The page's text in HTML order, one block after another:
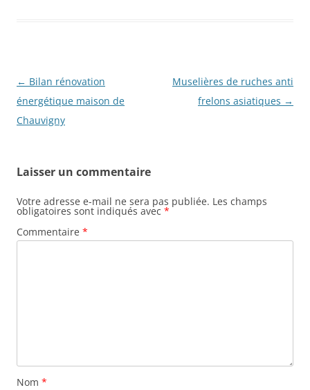
Navigation
des
articles
← Bilan rénovation
énergétique maison de
Chauvigny
Muselières de ruches anti
frelons asiatiques →
Laisser un commentaire
Votre adresse e-mail ne sera pas publiée. Les champs
obligatoires sont indiqués avec *
Commentaire *
Nom *